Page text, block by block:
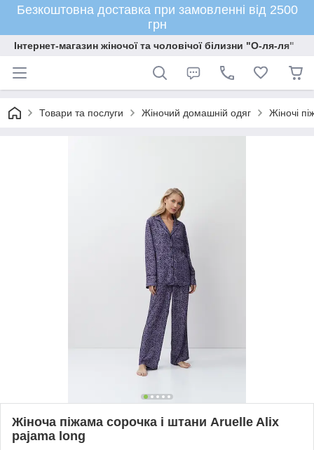
Безкоштовна доставка при замовленні від 2500
грн
Інтернет-магазин жіночої та чоловічої білизни "О-ля-ля"
Товари та послуги Жіночий домашній одяг Жіночі
Жіноча піжама сорочка і штани Aruelle Alix
pajama long